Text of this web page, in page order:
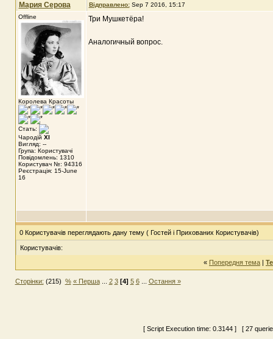
Мария Серова Відправлено: Sep 7 2016, 15:17
Offline
Королева Красоты
Стать:
Чародій XI
Вигляд: --
Група: Користувачі
Повідомлень: 1310
Користувач №: 94316
Реєстрація: 15-June
16
Три Мушкетёра!
Аналогичный вопрос.
0 Користувачів переглядають дану тему ( Гостей і Прихованих Користувачів)
Користувачів:
« Попередня тема |
Сторінки: (215) % « Перша... 2 3 [4] 5 6... Остання »
[ Script Execution time: 0.3144 ] [ 27